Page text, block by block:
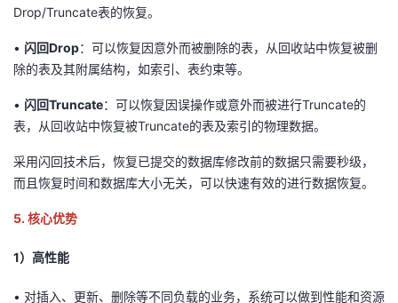
Drop/Truncate表的恢复。
• 闪回Drop：可以恢复因意外而被删除的表，从回收站中恢复被删
除的表及其附属结构，如索引、表约束等。
• 闪回Truncate：可以恢复因误操作或意外而被进行Truncate的
表，从回收站中恢复被Truncate的表及索引的物理数据。
采用闪回技术后，恢复已提交的数据库修改前的数据只需要秒级，
而且恢复时间和数据库大小无关，可以快速有效的进行数据恢复。
5. 核心优势
1） 高性能
• 对插入、更新、删除等不同负载的业务， 系统可以做到性能和资源